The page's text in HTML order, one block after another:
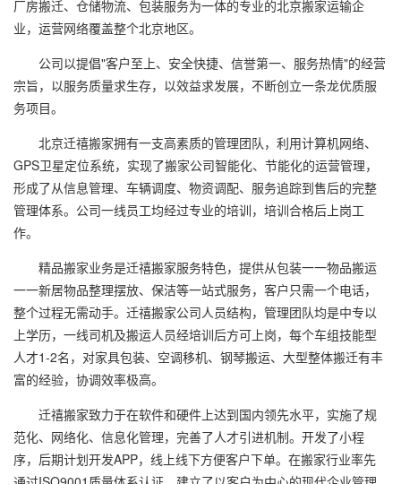
厂房搬迁、仓储物流、包装服务为一体的专业的北京搬家运输企
业，运营网络覆盖整个北京地区。
公司以提倡"客户至上、安全快捷、信誉第一、服务热情"的经营
宗旨，以服务质量求生存，以效益求发展，不断创立一条龙优质服
务项目。
北京迁禧搬家拥有一支高素质的管理团队，利用计算机网络、
GPS卫星定位系统，实现了搬家公司智能化、节能化的运营管理，
形成了从信息管理、车辆调度、物资调配、服务追踪到售后的完整
管理体系。公司一线员工均经过专业的培训，培训合格后上岗工
作。
精品搬家业务是迁禧搬家服务特色，提供从包装一一物品搬运
一一新居物品整理摆放、保洁等一站式服务，客户只需一个电话，
整个过程无需动手。迁禧搬家公司人员结构，管理团队均是中专以
上学历，一线司机及搬运人员经培训后方可上岗，每个车组技能型
人才1-2名，对家具包装、空调移机、钢琴搬运、大型整体搬迁有丰
富的经验，协调效率极高。
迁禧搬家致力于在软件和硬件上达到国内领先水平，实施了规
范化、网络化、信息化管理，完善了人才引进机制。开发了小程
序，后期计划开发APP，线上线下方便客户下单。在搬家行业率先